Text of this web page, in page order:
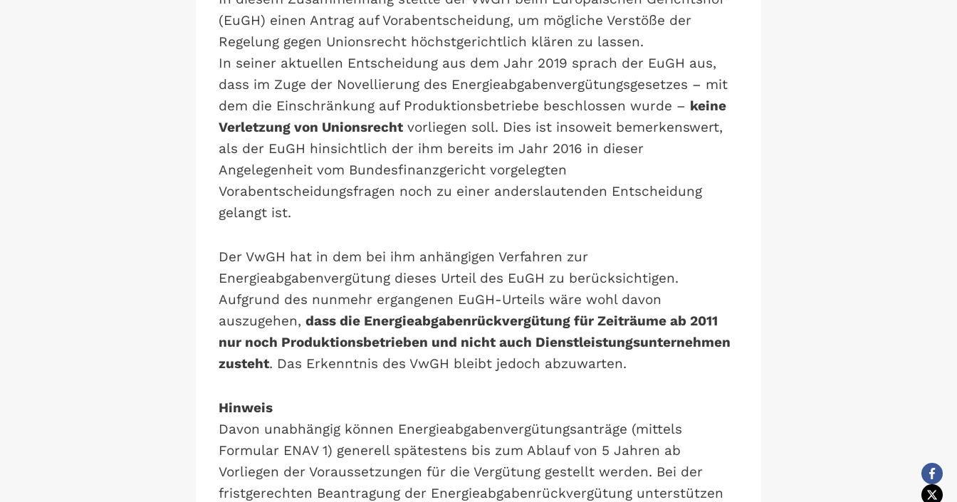
(EuGH) einen Antrag auf Vorabentscheidung, um mögliche Verstöße der
Regelung gegen Unionsrecht höchstgerichtlich klären zu lassen.
In seiner aktuellen Entscheidung aus dem Jahr 2019 sprach der EuGH aus,
dass im Zuge der Novellierung des Energieabgabenvergütungsgesetzes – mit
dem die Einschränkung auf Produktionsbetriebe beschlossen wurde – keine
Verletzung von Unionsrecht vorliegen soll. Dies ist insoweit bemerkenswert,
als der EuGH hinsichtlich der ihm bereits im Jahr 2016 in dieser
Angelegenheit vom Bundesfinanzgericht vorgelegten
Vorabentscheidungsfragen noch zu einer anderslautenden Entscheidung
gelangt ist.
Der VwGH hat in dem bei ihm anhängigen Verfahren zur
Energieabgabenvergütung dieses Urteil des EuGH zu berücksichtigen.
Aufgrund des nunmehr ergangenen EuGH-Urteils wäre wohl davon
auszugehen, dass die Energieabgabenrückvergütung für Zeiträume ab 2011
nur noch Produktionsbetrieben und nicht auch Dienstleistungsunternehmen
zusteht. Das Erkenntnis des VwGH bleibt jedoch abzuwarten.
Hinweis
Davon unabhängig können Energieabgabenvergütungsanträge (mittels
Formular ENAV 1) generell spätestens bis zum Ablauf von 5 Jahren ab
Vorliegen der Voraussetzungen für die Vergütung gestellt werden. Bei der
fristgerechten Beantragung der Energieabgabenrückvergütung unterstützen